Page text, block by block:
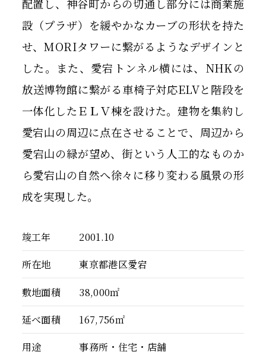
配置し、神谷町からの切通し部分には商業施
設（プラザ）を緩やかなカーブの形状を持た
せ、MORIタワーに繋がるようなデザインと
した。また、愛宕トンネル横には、NHKの
放送博物館に繋がる車椅子対応ELVと階段を
一体化したＥＬＶ棟を設けた。建物を集約し
愛宕山の周辺に点在させることで、周辺から
愛宕山の緑が望め、街という人工的なものか
ら愛宕山の自然へ徐々に移り変わる風景の形
成を実現した。
竣工年
2001.10
所在地
東京都港区愛宕
敷地面積
38,000㎡
延べ面積
167,756㎡
用途
事務所・住宅・店舗